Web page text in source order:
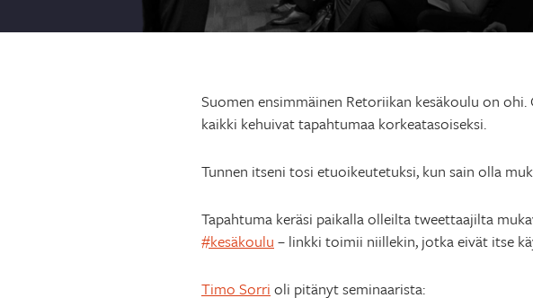
Suomen ensimmäinen Retoriikan kesäkoulu on
kaikki kehuivat tapahtumaa korkeatasoiseksi.
Tunnen itseni tosi etuoikeutetuksi, kun sain olla
Tapahtuma keräsi paikalla olleilta tweettaajilta
#kesäkoulu – linkki toimii niillekin, jotka eivät itse
Timo Sorri oli pitänyt seminaarista: